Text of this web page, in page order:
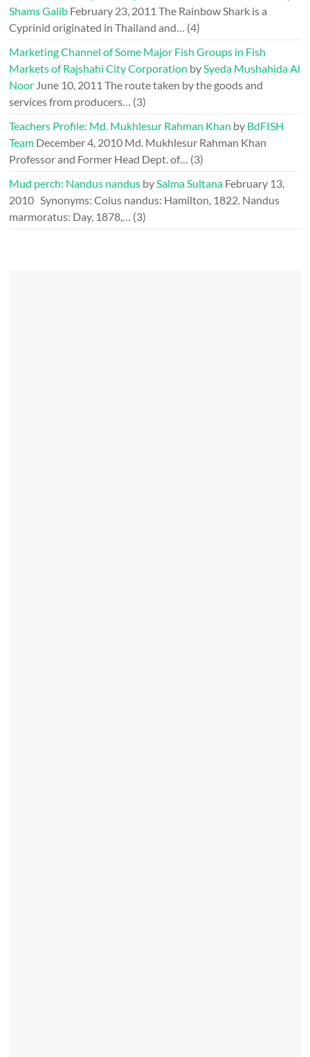
Shams Galib February 23, 2011 The Rainbow Shark is a
Cyprinid originated in Thailand and… (4)
Marketing Channel of Some Major Fish Groups in Fish
Markets of Rajshahi City Corporation bySyeda Mushahida Al
Noor June 10, 2011 The route taken by the goods and
services from producers… (3)
Teachers Profile: Md. Mukhlesur Rahman Khan by BdFISH
Team December 4, 2010 Md. Mukhlesur Rahman Khan
Professor and Former Head Dept. of… (3)
Mud perch: Nandus nandus bySalma Sultana February 13,
2010 Synonyms: Coius nandus: Hamilton, 1822. Nandus
marmoratus: Day, 1878,… (3)